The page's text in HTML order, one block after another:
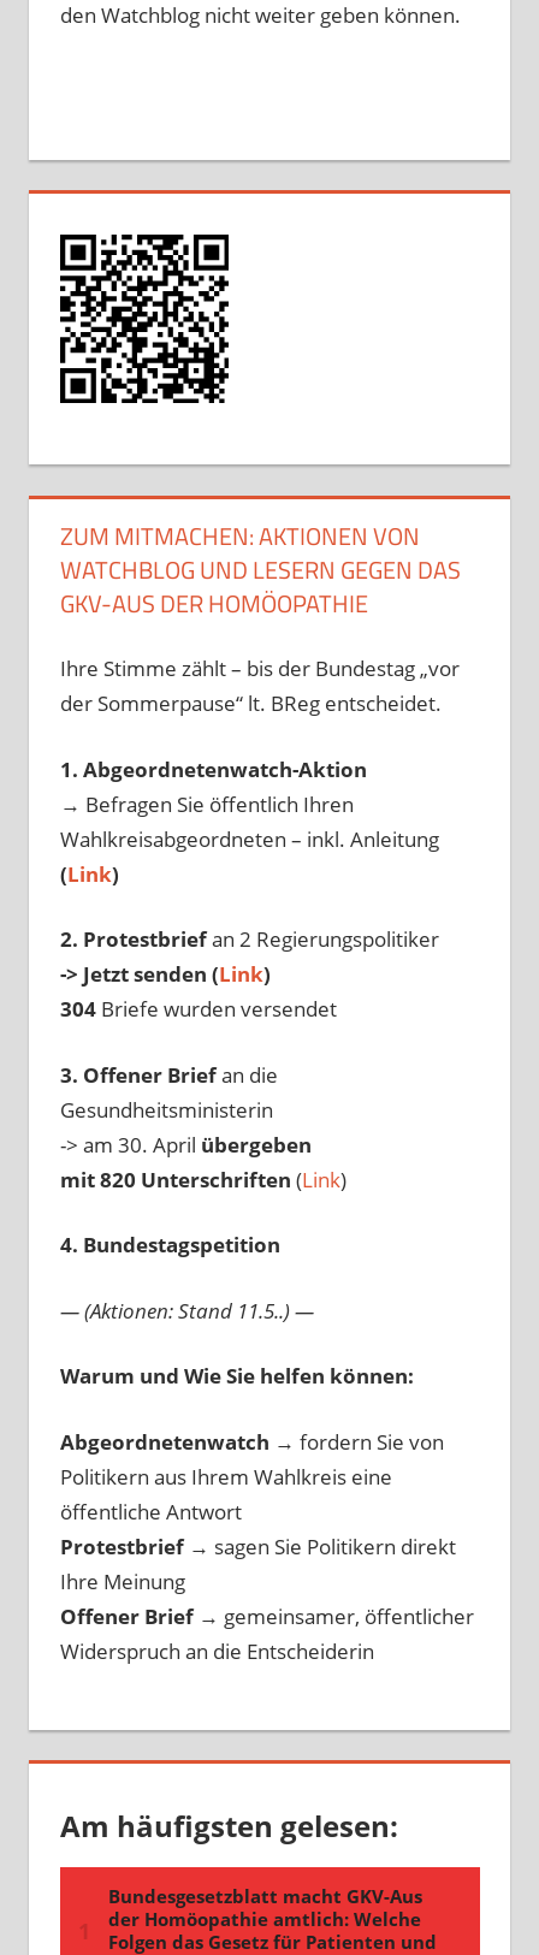
den Watchblog nicht weiter geben können.
ZUM MITMACHEN: AKTIONEN VON
WATCHBLOG UND LESERN GEGEN DAS
GKV-AUS DER HOMÖOPATHIE
Ihre Stimme zählt – bis der Bundestag „vor
der Sommerpause“ lt. BReg entscheidet.
1. Abgeordnetenwatch-Aktion
→ Befragen Sie öffentlich Ihren
Wahlkreisabgeordneten – inkl. Anleitung
(Link)
2. Protestbriefan 2 Regierungspolitiker
-> Jetzt senden (Link)
304Briefe wurden versendet
3. Offener Briefan die
Gesundheitsministerin
-> am 30. April übergeben
mit 820 Unterschriften (Link)
4. Bundestagspetition
— (Aktionen: Stand 11.5..) —
Warum und Wie Sie helfen können:
Abgeordnetenwatch → fordern Sie von
Politikern aus Ihrem Wahlkreis eine
öffentliche Antwort
Protestbrief → sagen Sie Politikern direkt
Ihre Meinung
Offener Brief → gemeinsamer, öffentlicher
Widerspruch an die Entscheiderin
Am häufigsten gelesen: